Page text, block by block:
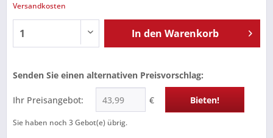
Versandkosten
In den Warenkorb
Senden Sie einen alternativen Preisvorschlag:
Ihr Preisangebot: € Bieten!
Sie haben noch 3Gebot(e) übrig.